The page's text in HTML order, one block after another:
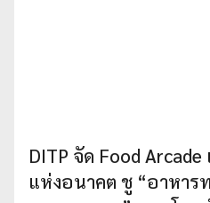
DITP จัด Food
แห่งอนาคต ชู “อาหาร